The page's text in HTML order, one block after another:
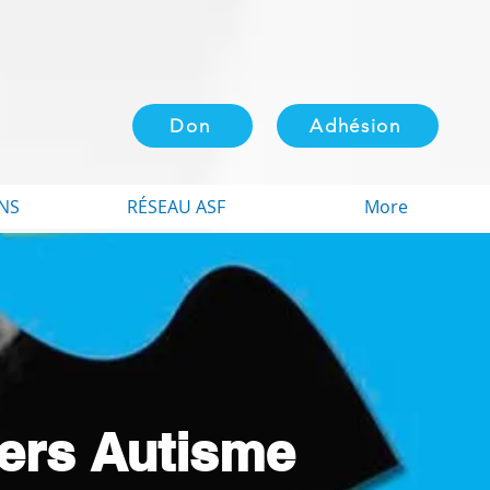
Don
RÉSEAU ASF More
Autisme
Adhésion